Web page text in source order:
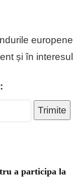
și în
Trimite
a participa la